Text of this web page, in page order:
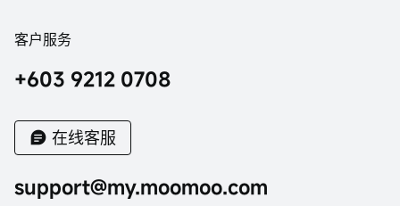
客户服务
+603 9212 0708
在线客服
support@my.moomoo.com